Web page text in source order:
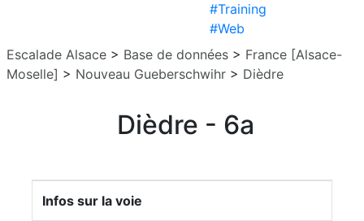
#Training
#Web
Escalade Alsace > Base de données > France [Alsace-
Moselle] > Nouveau Gueberschwihr > Dièdre
Dièdre - 6a
Infos sur la voie